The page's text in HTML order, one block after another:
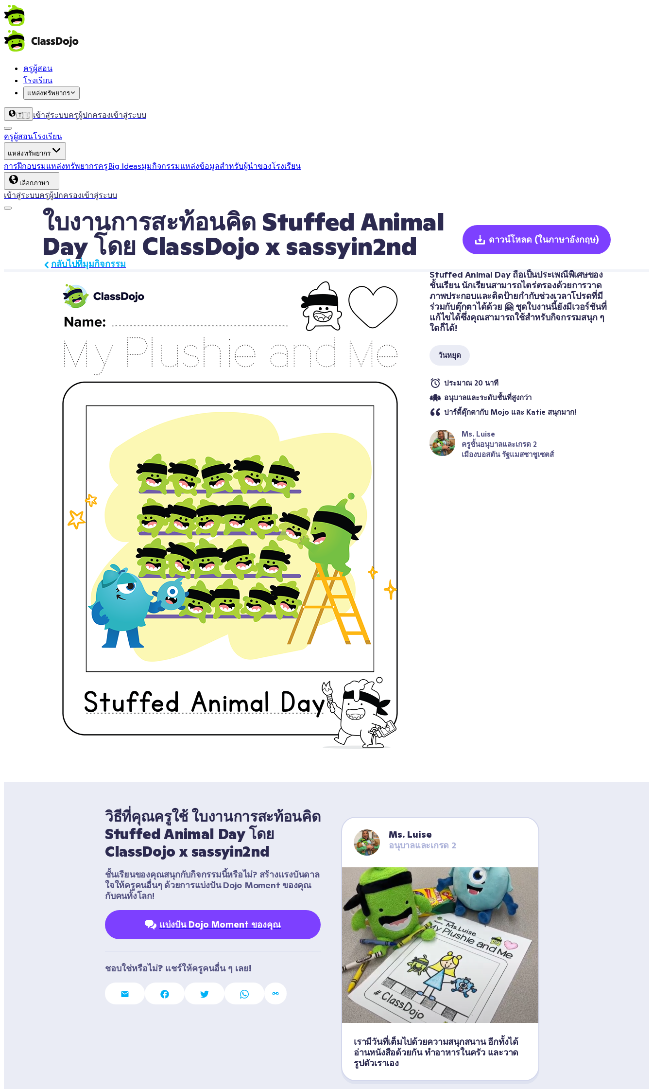
ครูผู้สอน
โรงเรียน
แหล่งทรัพยากร
🇹🇭 เข้าสู่ระบบครูผู้ปกครองเข้าสู่ระบบ
ครูผู้สอนโรงเรียน
แหล่งทรัพยากร
การฝึกอบรมแหล่งทรัพยากรครูBig Ideasมุมกิจกรรมแหล่งข้อมูลสำหรับผู้นำของโรงเรียน
เลือกภาษา…
เข้าสู่ระบบครูผู้ปกครองเข้าสู่ระบบ
ใบงานการสะท้อนคิด Stuffed Animal
Day โดย ClassDojo x sassyin2nd
กลับไปที่มุมกิจกรรม
ดาวน์โหลด (ในภาษาอังกฤษ)
Stuffed Animal Day ถือเป็นประเพณีพิเศษของ
ชั้นเรียน นักเรียนสามารถไตร่ตรองด้วยการวาด
ภาพประกอบและติดป้ายกำกับช่วงเวลาโปรดที่มี
ร่วมกับตุ๊กตาได้ด้วย 🤗 ชุดใบงานนี้ยังมีเวอร์ชันที่
แก้ไขได้ซึ่งคุณสามารถใช้สำหรับกิจกรรมสนุก ๆ
ใดก็ได้!
วันหยุด
ประมาณ 20 นาที
อนุบาลและระดับชั้นที่สูงกว่า
ปาร์ตี้ตุ๊กตากับ Mojo และ Katie สนุกมาก!
Ms. Luise
ครูชั้นอนุบาลและเกรด 2
เมืองบอสตัน รัฐแมสซาชูเซตส์
วิธีที่คุณครูใช้ ใบงานการสะท้อนคิด
Stuffed Animal Day โดย
ClassDojo x sassyin2nd
ชั้นเรียนของคุณสนุกกับกิจกรรมนี้หรือไม่? สร้างแรงบันดาล
ใจให้ครูคนอื่นๆ ด้วยการแบ่งปัน Dojo Moment ของคุณ
กับคนทั้งโลก!
แบ่งปัน Dojo Moment ของคุณ
ชอบใช่หรือไม่? แชร์ให้ครูคนอื่น ๆ เลย!
Ms. Luise
อนุบาลและเกรด 2
เรามีวันที่เต็มไปด้วยความสนุกสนาน อีกทั้งได้
อ่านหนังสือด้วยกัน ทำอาหารในครัว และวาด
รูปตัวเราเอง